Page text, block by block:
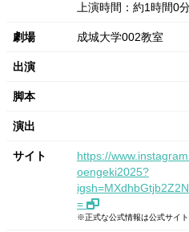
上演時間：約1時間0
劇場 成城大学002教室
出演
脚本
演出
サイト
https://
oengeki2025?
=
※正式な公式情報は公式サイト